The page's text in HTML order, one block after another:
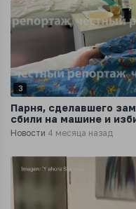
3
Парня, сделавшего
сбили на машине и
Новости 4 месяца назад